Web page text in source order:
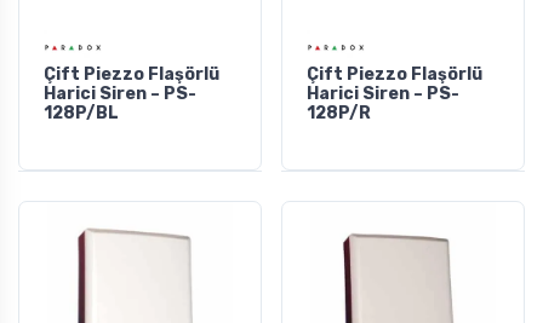
Çift Piezzo Flaşörlü
Harici Siren – PS-
128P/BL
Çift Piezzo Flaşörlü
Harici Siren – PS-
128P/R